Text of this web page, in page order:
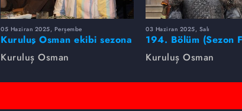
05 Haziran 2025, Perşembe
Kuruluş Osman ekibi sezona
birlikte veda etti
Kuruluş Osman
03 Haziran 2025, Salı
194. Bölüm (Sezon
Foto Galeri
Kuruluş Osman